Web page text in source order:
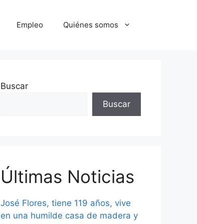
Empleo Quiénes somos
Buscar
Buscar
Últimas Noticias
José Flores, tiene 119 años, vive
en una humilde casa de madera y